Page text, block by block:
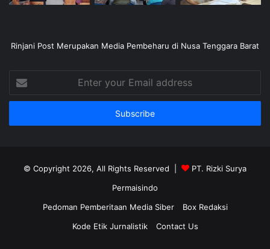
Rinjani Post Merupakan Media Pembeharu di Nusa Tenggara Barat
Enter
your
Email
© Copyright 2026, All Rights Reserved |
PT. Rizki Surya
Permaisindo
Pedoman Pemberitaan Media Siber
Box Redaksi
Kode Etik Jurnalistik
Contact Us